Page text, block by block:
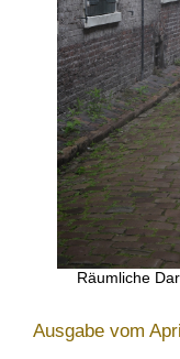
Räumliche
Ausgabe vom